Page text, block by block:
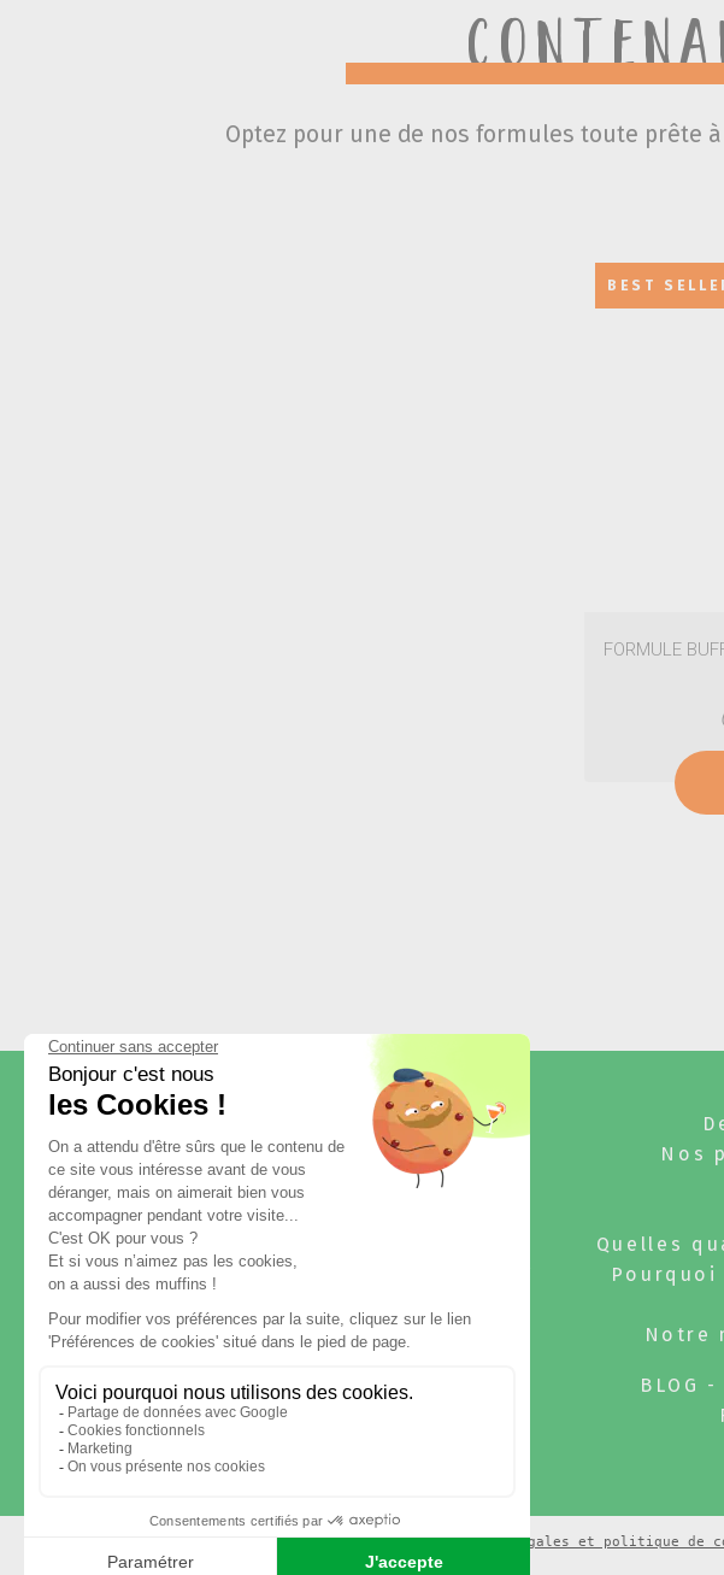
Optez pour une de nos formules toute prête
BEST
FORMULE
Mini
Mini
FACILITATEUR D'ÉVÉNEMENTS !
Votre solutiontraiteur événementiel
multisite, partout en France pour
entreprises et points de vente.
Livraison de buffet froidou chaud,
cocktail en entreprise.
Nos
Quelles
Pourquoi
Notre
BLOG
Contact-Mentions légales et politique de